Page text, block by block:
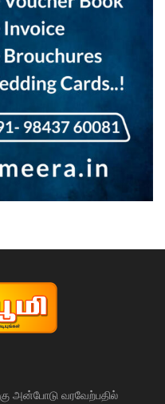
அன்போடு வரவேற்பதில்